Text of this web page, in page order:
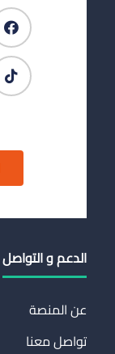
الدعم و التواصل
عن المنصة
تواصل معنا